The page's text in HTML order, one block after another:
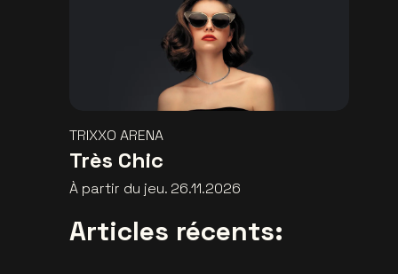
TRIXXO ARENA
Très Chic
À partir du jeu. 26.11.2026
Articles récents: